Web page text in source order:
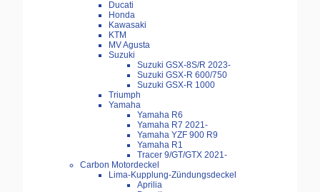
Ducati
Honda
Kawasaki
KTM
MV Agusta
Suzuki
Suzuki GSX-8S/R 2023-
Suzuki GSX-R 600/750
Suzuki GSX-R 1000
Triumph
Yamaha
Yamaha R6
Yamaha R7 2021-
Yamaha YZF 900 R9
Yamaha R1
Tracer 9/GT/GTX 2021-
Carbon Motordeckel
Lima-Kupplung-Zündungsdeckel
Aprilia